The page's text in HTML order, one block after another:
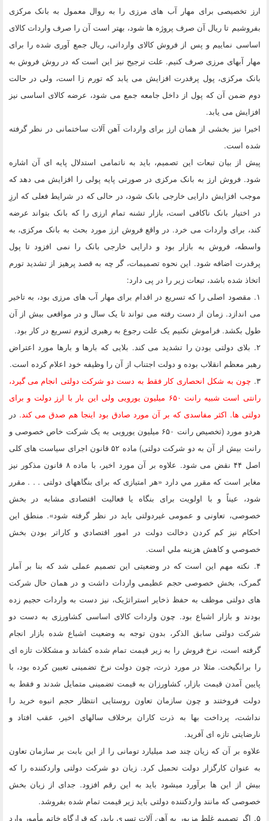
ارز تخصیصی برای مهار آب های مرزی را به روال معمول به بانک مرکزی
بفروشیم تا ریال آن صرف پروژه ها شود، بهتر است آن را صرف واردات کالای
اساسی نماییم و پس از فروش کالای وارداتی، ریال جمع آوری شده را برای
مهار آبهای مرزی صرف کنیم. علت ترجیح نیز این است که در روش فروش به
بانک مرکزی، پول پرقدرت افزایش می یابد که تورم زا است، ولی در حالت
دوم ضمن آن که پول از داخل جامعه جمع می شود، عرضه کالای اساسی نیز
افزایش می یابد.
اخیرا نیز بخشی از همان ارز برای واردات آهن آلات ساختمانی در نظر گرفته
شده است.
پیش از بیان تبعات این تصمیم، باید به ناتمامی استدلال پایه ای آن اشاره
شود. فروش ارز به بانک مرکزی در صورتی پایه پولی را افزایش می دهد که
موجب افزایش دارایی خارجی بانک شود، در حالی که در شرایط فعلی که ارزِ
در اختیار بانک ناکافی است، بازار تشنه تمام ارزی را که بانک بتواند عرضه
کند، برای واردات می خرد. در واقع فروش ارز مورد بحث به بانک مرکزی، به
واسطه، فروش به بازار بود و دارایی خارجی بانک را نمی افزود تا پول
پرقدرت اضافه شود. این نحوه تصمیمات، گر چه به قصد پرهیز از تشدید تورم
اتخاذ شده باشد، تبعات زیر را در پی دارد:
۱. مقصود اصلی را که تسریع در اقدام برای مهار آب های مرزی بود، به تاخیر
می اندازد. زمان از دست رفته می تواند تا یک سال و در مواقعی بیش از آن
طول بکشد. فراموش نکنیم یک علت رجوع به رهبری لزوم تسریع در کار بود.
۲. بلای دولتی بودن را تشدید می کند. بلایی که بارها و بارها مورد اعتراض
رهبر معظم انقلاب بوده و دولت اجتناب از آن را وظیفه خود اعلام کرده است.
۳. چون به شکل انحصاری کار فقط به دست دو شرکت دولتی انجام می گیرد،
رانتی است شبیه رانت ۶۵۰ میلیون یورویی ولی این بار با ارز دولت و برای
دولتی ها. اکثر مفاسدی که بر آن مورد صادق بود اینجا هم صدق می کند. در
هردو مورد (تخصیص رانت ۶۵۰ میلیون یورویی به یک شرکت خاص خصوصی و
رانت بیش از آن به دو شرکت دولتی) ماده ۵۲ قانون اجرای سیاست های کلی
اصل ۴۴ نقض می شود. علاوه بر آن مورد اخیر، با ماده ۸ قانون مذكور نيز
مغاير است كه مقرر مي دارد «هر امتیازی که برای بنگاههای دولتی . . . مقرر
‌شود، عیناً و با اولویت برای بنگاه یا فعالیت اقتصادی مشابه در بخش
خصوصی، تعاونی و عمومی ‌غیردولتی باید در نظر گرفته شود». منطق اين
احکام نيز كم كردن دخالت دولت در امور اقتصادي و كاراتر بودن بخش
خصوصي و كاهش هزينه ملي است.
۴. نکته مهم این است که در وضعیتی این تصمیم عملی شد که بنا بر آمار
گمرک، بخش خصوصی حجم عظیمی واردات داشت و در همان حال شرکت
های دولتی موظف به حفظ ذخایر استراتژیک، نیز دست به واردات حجیم زده
بودند و بازار اشباع بود. چون واردات کالای اساسی کشاورزی به دست دو
شرکت دولتی سابق الذکر، بدون توجه به وضعیت اشباع شده بازار انجام
گرفته است، نرخ فروش را به زیر قیمت تمام شده کشاند و مشکلات تازه ای
را برانگیخت. مثلا در مورد ذرت، چون دولت نرخ تضمینی تعیین کرده بود، با
پایین آمدن قیمت بازار، کشاورزان به قیمت تضمینی متمایل شدند و فقط به
دولت فروختند و چون سازمان تعاون روستایی انتظار حجم انبوه خرید را
نداشت، پرداخت بها به ذرت کاران برخلاف سالهای اخیر، عقب افتاد و
نارضایتی تازه ای آفرید.
علاوه بر آن که زیان چند صد میلیارد تومانی را از این بابت بر سازمان تعاون
به عنوان کارگزار دولت تحمیل کرد. زیان دو شرکت دولتی واردکننده را که
بیش از این ها برآورد میشود باید به این رقم افزود. جدای از زیان بخش
خصوصی که مانند واردکننده دولتی باید زیر قیمت تمام شده بفروشد.
۵. اگر تصمیم غلط مزبور به آهن آلات تسری یابد، که قرارگاه خاتم مأمور وارد